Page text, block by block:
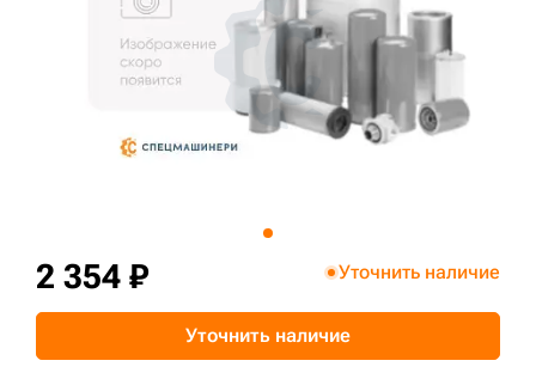
2 354 ₽ Уточнить наличие
Уточнить наличие
3D тур по производству
3D тур по складам
sksale@skdst.ru